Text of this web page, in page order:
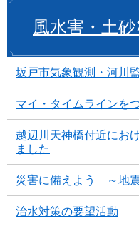
風水害・土
坂戸市気象観測・河川
マイ・タイムラインを
越辺川天神橋付近にお
ました
災害に備えよう ～地
治水対策の要望活動